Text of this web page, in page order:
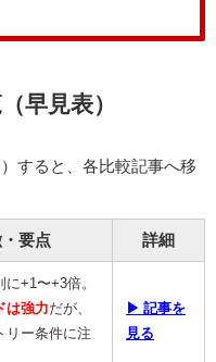
早見表）
すると、各比較記事へ移
要点 詳細
+1〜+3倍。
は強力だが、
リー条件に注
▶ 記事を
見る